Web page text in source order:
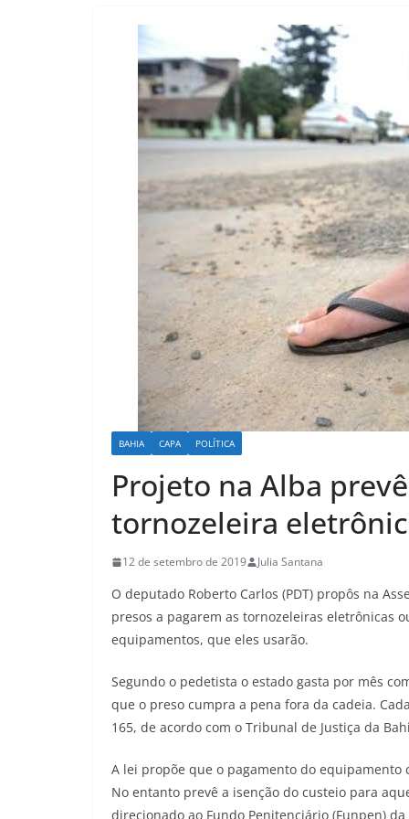
BAHIA CAPA POLÍTICA
Projeto na Alba
tornozeleira
12 de setembro de 2019 Julia Santana
O deputado Roberto Carlos (PDT) propôs na
presos a pagarem as tornozeleiras eletrônicas
equipamentos, que eles usarão.
Segundo o pedetista o estado gasta por mês
que o preso cumpra a pena fora da cadeia.
165, de acordo com o Tribunal de Justiça da
A lei propõe que o pagamento do
No entanto prevê a isenção do custeio para
direcionado ao Fundo Penitenciário (Funpen) da